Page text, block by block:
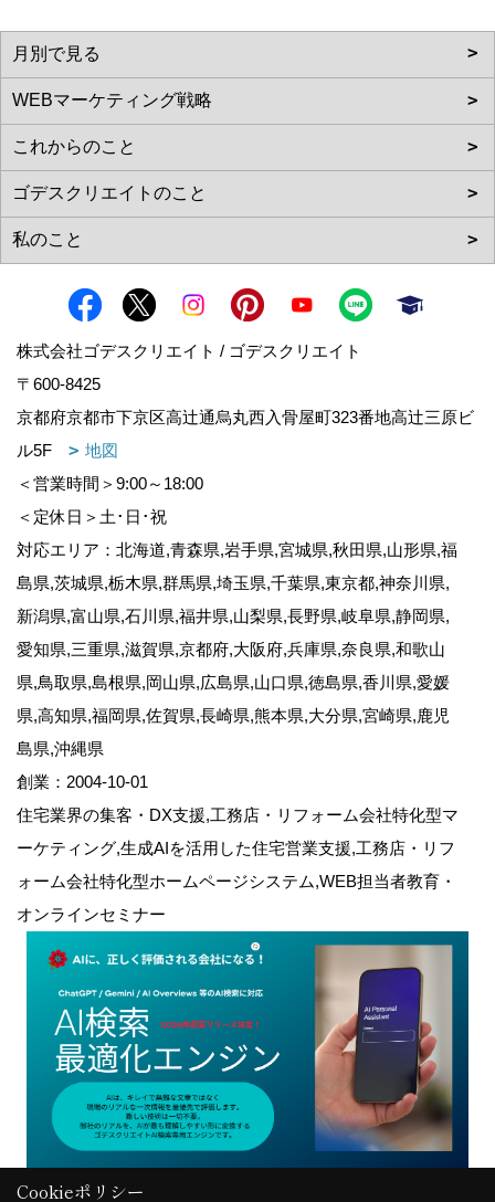
株式会社ゴデスクリエイト / ゴデスクリエイト
〒600-8425
京都府京都市下京区高辻通烏丸西入骨屋町323番地高辻三原ビ
ル5F
地図
＜営業時間＞9:00～18:00
＜定休日＞土･日･祝
対応エリア：北海道,青森県,岩手県,宮城県,秋田県,山形県,福
島県,茨城県,栃木県,群馬県,埼玉県,千葉県,東京都,神奈川県,
新潟県,富山県,石川県,福井県,山梨県,長野県,岐阜県,静岡県,
愛知県,三重県,滋賀県,京都府,大阪府,兵庫県,奈良県,和歌山
県,鳥取県,島根県,岡山県,広島県,山口県,徳島県,香川県,愛媛
県,高知県,福岡県,佐賀県,長崎県,熊本県,大分県,宮崎県,鹿児
島県,沖縄県
創業：2004-10-01
住宅業界の集客・DX支援,工務店・リフォーム会社特化型マ
ーケティング,生成AIを活用した住宅営業支援,工務店・リフ
ォーム会社特化型ホームページシステム,WEB担当者教育・
オンラインセミナー
Cookieポリシー